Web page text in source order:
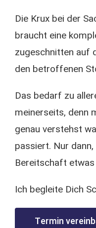
Die Krux bei der
braucht eine
zugeschnitten auf
den betroffenen
Das bedarf zu
meinerseits, denn
genau verstehst
passiert. Nur
Bereitschaft
Ich begleite Dich
Termin